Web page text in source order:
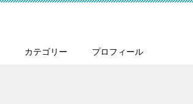
カテゴリー プロフィール